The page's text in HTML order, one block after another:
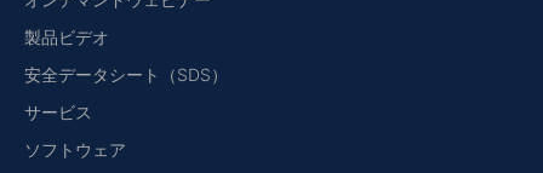
製品ビデオ
安全データシート（SDS）
サービス
ソフトウェア